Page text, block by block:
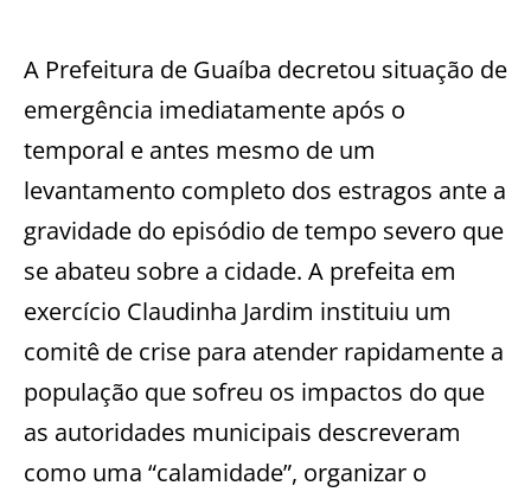
A Prefeitura de Guaíba decretou situação de
emergência imediatamente após o
temporal e antes mesmo de um
levantamento completo dos estragos ante a
gravidade do episódio de tempo severo que
se abateu sobre a cidade. A prefeita em
exercício Claudinha Jardim instituiu um
comitê de crise para atender rapidamente a
população que sofreu os impactos do que
as autoridades municipais descreveram
como uma “calamidade”, organizar o